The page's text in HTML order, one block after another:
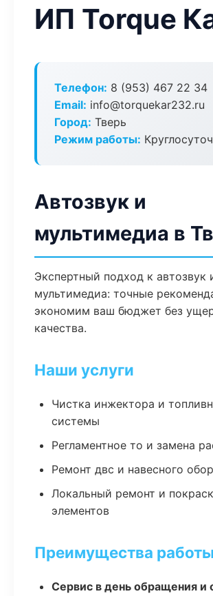
ИП Torque
Телефон: 8 (953) 467 22 34
Email: info@torquekar232.ru
Город: Тверь
Режим работы:
Автозвук и
мультимедиа в
Экспертный подход к автозвук
мультимедиа: точные
экономим ваш бюджет без
качества.
Наши услуги
Чистка инжектора и
системы
Регламентное то и замена
Ремонт двс и навесного
Локальный ремонт и
элементов
Преимущества
Сервис в день обращения и